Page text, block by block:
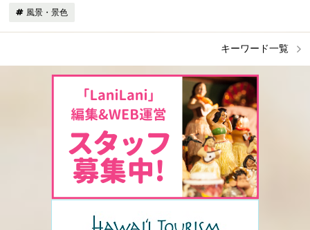
風景・景色
キーワード一覧